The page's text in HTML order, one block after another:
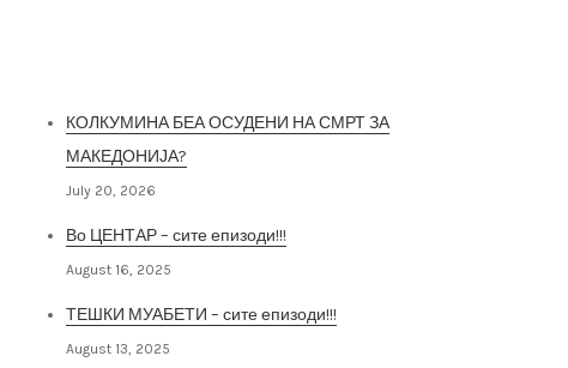
КОЛКУМИНА БЕА ОСУДЕНИ НА СМРТ ЗА
МАКЕДОНИЈА?
July 20, 2026
Во ЦЕНТАР – сите епизоди!!!
August 16, 2025
ТЕШКИ МУАБЕТИ – сите епизоди!!!
August 13, 2025